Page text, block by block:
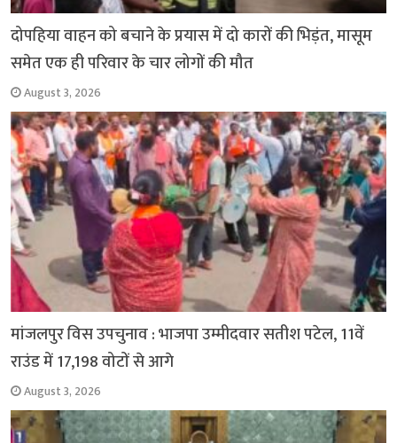
दोपहिया वाहन को बचाने के प्रयास में दो कारों की भिड़ंत, मासूम
समेत एक ही परिवार के चार लोगों की मौत
August 3, 2026
मांजलपुर विस उपचुनाव : भाजपा उम्मीदवार सतीश पटेल, 11वें
राउंड में 17,198 वोटों से आगे
August 3, 2026